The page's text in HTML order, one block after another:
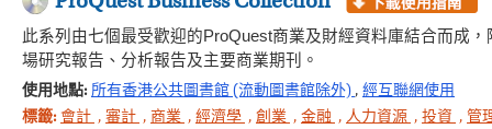
此系列由七個最受歡迎的ProQuest商業及財經資料庫結合而成
場研究報告、分析報告及主要商業期刊。
使用地點: 所有香港公共圖書館 (流動圖書館除外) , 經互聯網使用
標籤: 會計 , 審計 , 商業 , 經濟學 , 創業 , 金融 , 人力資源 , 投資 , 管